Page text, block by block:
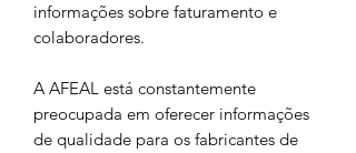
informações sobre faturamento e
colaboradores.
A AFEAL está constantemente
preocupada em oferecer informações
de qualidade para os fabricantes de